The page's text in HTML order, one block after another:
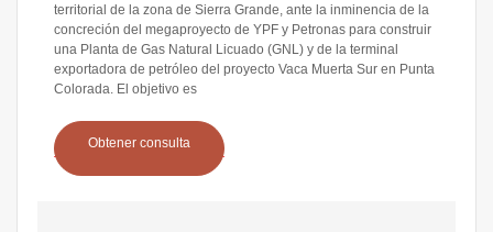
territorial de la zona de Sierra Grande, ante la inminencia de la
concreción del megaproyecto de YPF y Petronas para construir
una Planta de Gas Natural Licuado (GNL) y de la terminal
exportadora de petróleo del proyecto Vaca Muerta Sur en Punta
Colorada. El objetivo es
Obtener consulta